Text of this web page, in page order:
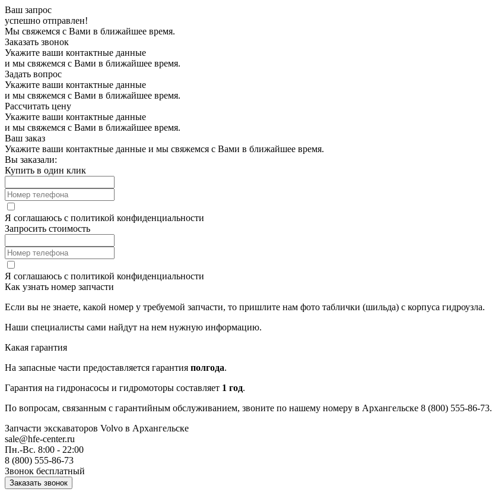
Ваш запрос
успешно отправлен!
Мы свяжемся с Вами в ближайшее время.
Заказать звонок
Укажите ваши контактные данные
и мы свяжемся с Вами в ближайшее время.
Задать вопрос
Укажите ваши контактные данные
и мы свяжемся с Вами в ближайшее время.
Рассчитать цену
Укажите ваши контактные данные
и мы свяжемся с Вами в ближайшее время.
Ваш заказ
Укажите ваши контактные данные и мы свяжемся с Вами в ближайшее время.
Вы заказали:
Купить в один клик
Я соглашаюсь с политикой конфиденциальности
Запросить стоимость
Я соглашаюсь с политикой конфиденциальности
Как узнать номер запчасти
Если вы не знаете, какой номер у требуемой запчасти, то пришлите нам фото таблички (шильда) с корпуса гидроузла.
Наши специалисты сами найдут на нем нужную информацию.
Какая гарантия
На запасные части предоставляется гарантия полгода.
Гарантия на гидронасосы и гидромоторы составляет 1 год.
По вопросам, связанным с гарантийным обслуживанием, звоните по нашему номеру в Архангельске 8 (800) 555-86-73.
Запчасти экскаваторов Volvo в Архангельске
sale@hfe-center.ru
Пн.-Вс. 8:00 - 22:00
8 (800) 555-86-73
Звонок бесплатный